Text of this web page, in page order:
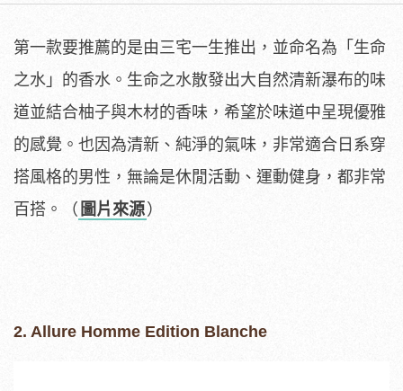
第一款要推薦的是由三宅一生推出，並命名為「生命
之水」的香水。生命之水散發出大自然清新瀑布的味
道並結合柚子與木材的香味，希望於味道中呈現優雅
的感覺。也因為清新、純淨的氣味，非常適合日系穿
搭風格的男性，無論是休閒活動、運動健身，都非常
百搭。（ 圖片來源）
2. Allure Homme Edition Blanche